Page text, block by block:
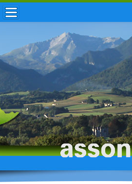
ACCUEIL / INFOS
MUNICIPALITÉ
VIE LOCALE
ENFANCE
TOURISME
HISTOIRE